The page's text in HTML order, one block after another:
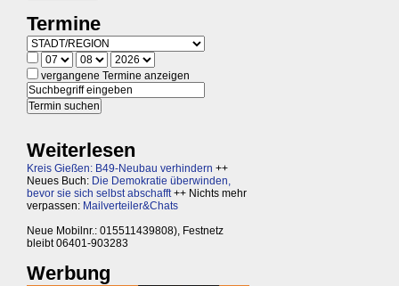
Termine
vergangene Termine anzeigen
Weiterlesen
Kreis Gießen: B49-Neubau verhindern ++
Neues Buch: Die Demokratie überwinden,
bevor sie sich selbst abschafft++ Nichts mehr
verpassen: Mailverteiler&Chats
Neue Mobilnr.: 015511439808), Festnetz
bleibt 06401-903283
Werbung